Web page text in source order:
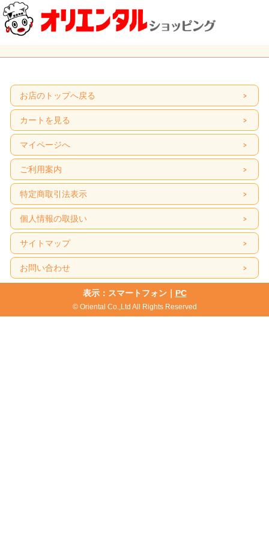
お店のトップへ戻る
カートを見る
マイページへ
ご利用案内
特定商取引法表示
個人情報の取扱い
サイトマップ
お問い合わせ
表示：スマートフォン｜ PC
© Oriental Co.,Ltd All Rights Reserved